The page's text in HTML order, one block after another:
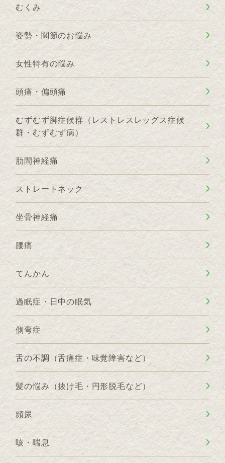
むくみ
姿勢・関節のお悩み
女性特有の悩み
頭痛・偏頭痛
むずむず脚症候群（レストレスレッグス症候
群・むずむず病）
肋間神経痛
ストレートネック
坐骨神経痛
腰痛
てんかん
過眠症・日中の眠気
側弯症
舌の不調（舌痛症・味覚障害など）
髪の悩み（抜け毛・円形脱毛など）
頻尿
咳・喘息